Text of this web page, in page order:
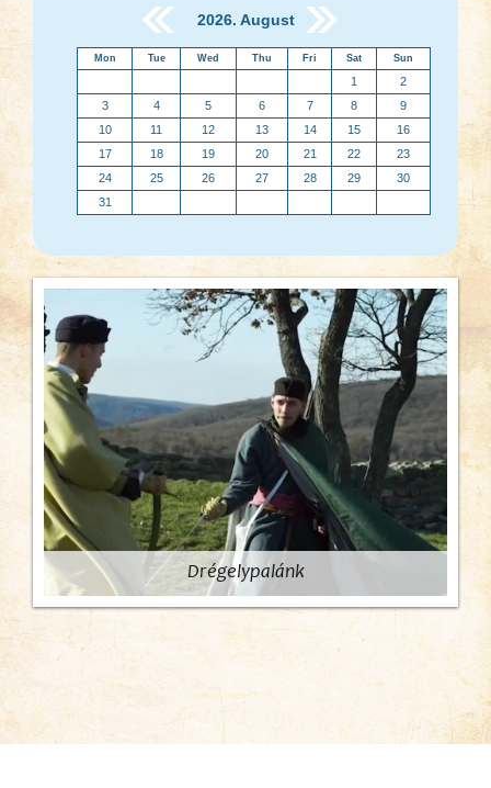
2026. August
Mon Tue Wed Thu Fri Sat Sun
1
2
3
4 5 6 7 8
9
10
11 12 13 14 15
16
17
18 19 20 21 22
23
24
25 26 27 28 29
30
31
Drégelypalánk